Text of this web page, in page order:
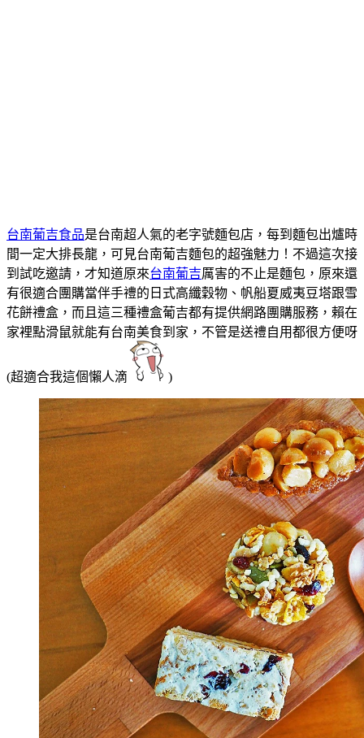
台南葡吉食品是台南超人氣的老字號麵包店，每到麵包出爐時
間一定大排長龍，可見台南葡吉麵包的超強魅力！不過這次接
到試吃邀請，才知道原來台南葡吉厲害的不止是麵包，原來還
有很適合團購當伴手禮的日式高纖穀物、帆船夏威夷豆塔跟雪
花餅禮盒，而且這三種禮盒葡吉都有提供網路團購服務，賴在
家裡點滑鼠就能有台南美食到家，不管是送禮自用都很方便呀
(超適合我這個懶人滴 )